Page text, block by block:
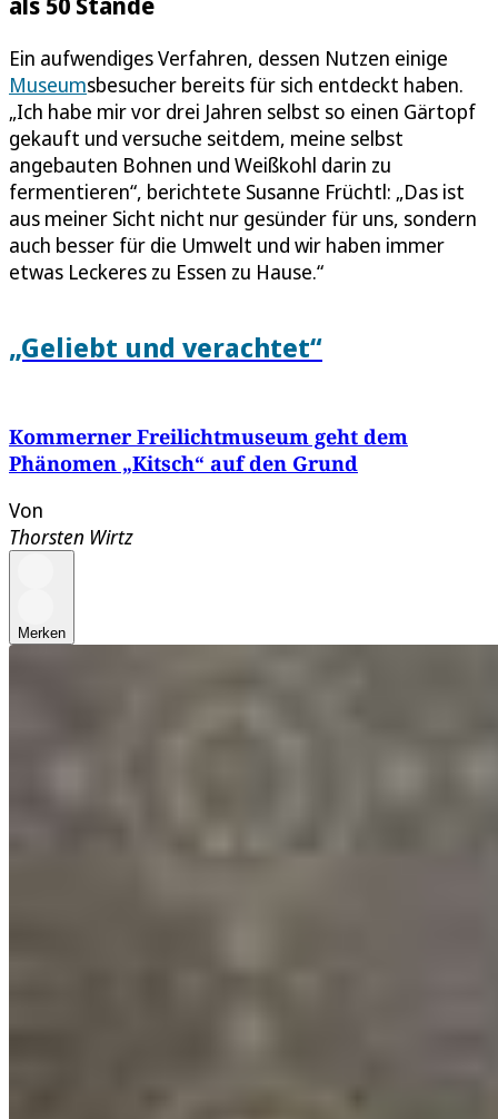
Ein aufwendiges Verfahren, dessen Nutzen einige
Museumsbesucher bereits für sich entdeckt haben.
„Ich habe mir vor drei Jahren selbst so einen Gärtopf
gekauft und versuche seitdem, meine selbst
angebauten Bohnen und Weißkohl darin zu
fermentieren“, berichtete Susanne Früchtl: „Das ist
aus meiner Sicht nicht nur gesünder für uns, sondern
auch besser für die Umwelt und wir haben immer
etwas Leckeres zu Essen zu Hause.“
„Geliebt und verachtet“
Kommerner Freilichtmuseum geht dem
Phänomen „Kitsch“ auf den Grund
Von
Thorsten Wirtz
Merken